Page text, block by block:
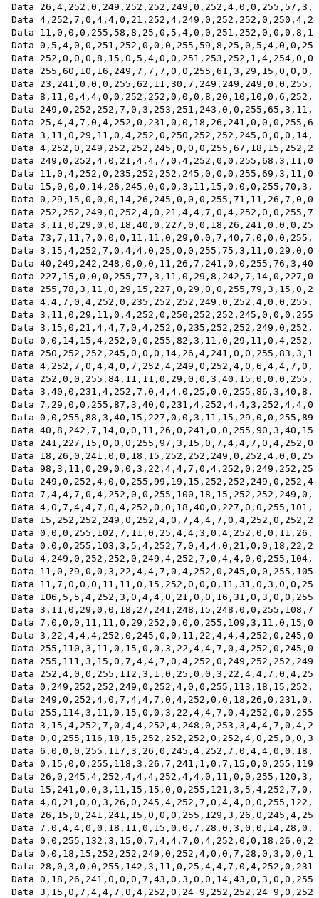
Data
Data
Data 11,0,0,0,255,58,8,25,0,5,4,0,0,251,252,0,0,0,8,15
Data 0,5,4,0,0,251,252,0,0,0,255,59,8,25,0,5,4,0,0,251
Data
Data
Data
Data 8,11,0,4,4,0,0,252,252,0,0,0,8,20,10,10,0,6,252,4
Data 249,0,252,252,7,0,3,253,251,243,0,0,255,65,3,11,0
Data 25,4,4,7,0,4,252,0,231,0,0,18,26,241,0,0,0,255,66
Data
Data
Data
Data
Data
Data
Data 252,252,249,0,252,4,0,21,4,4,7,0,4,252,0,0,255,72
Data 3,11,0,29,0,0,18,40,0,227,0,0,18,26,241,0,0,0,255
Data
Data
Data
Data
Data 255,78,3,11,0,29,15,227,0,29,0,0,255,79,3,15,0,21
Data
Data
Data 3,15,0,21,4,4,7,0,4,252,0,235,252,252,249,0,252,4
Data 0,0,14,15,4,252,0,0,255,82,3,11,0,29,11,0,4,252,0
Data 250,252,252,245,0,0,0,14,26,4,241,0,0,255,83,3,15
Data 4,252,7,0,4,4,0,7,252,4,249,0,252,4,0,6,4,4,7,0,4
Data
Data
Data
Data
Data
Data
Data 18,26,0,241,0,0,18,15,252,252,249,0,252,4,0,0,255
Data 98,3,11,0,29,0,0,3,22,4,4,7,0,4,252,0,249,252,252
Data
Data
Data
Data
Data
Data
Data 4,249,0,252,252,0,249,4,252,7,0,4,4,0,0,255,104,3
Data
Data 11,7,0,0,0,11,11,0,15,252,0,0,0,11,31,0,3,0,0,255
Data
Data
Data
Data
Data
Data
Data 252,4,0,0,255,112,3,1,0,25,0,0,3,22,4,4,7,0,4,252
Data
Data 249,0,252,4,0,7,4,4,7,0,4,252,0,0,18,26,0,231,0,0
Data
Data
Data
Data
Data
Data
Data 15,241,0,0,3,11,15,15,0,0,255,121,3,5,4,252,7,0,4
Data 4,0,21,0,0,3,26,0,245,4,252,7,0,4,4,0,0,255,122,3
Data 26,15,0,241,241,15,0,0,0,255,129,3,26,0,245,4,252
Data 7,0,4,4,0,0,18,11,0,15,0,0,7,28,0,3,0,0,14,28,0,3
Data
Data 0,0,18,15,252,252,249,0,252,4,0,0,7,28,0,3,0,0,14
Data
Data
Data 3,15,0,7,4,4,7,0,4,252,0,24 9,252,252,24